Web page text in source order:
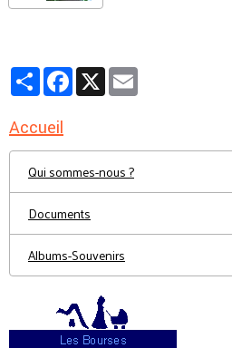
PartagerFacebook
X
Accueil
Qui sommes-nous ?
Documents
Albums-Souvenirs